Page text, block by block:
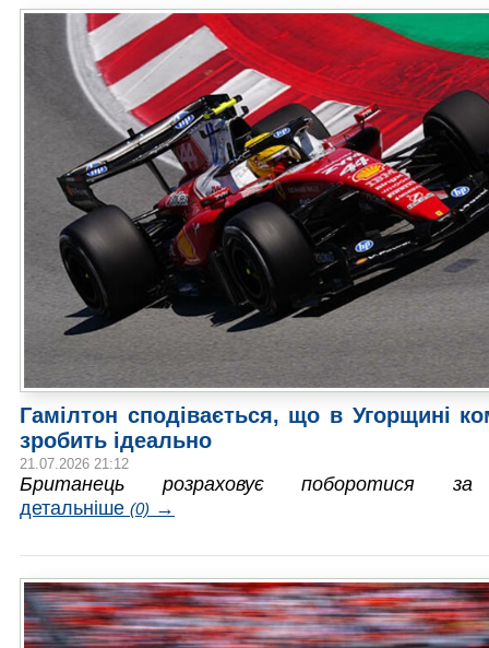
Гамілтон сподівається, що в Угорщині
зробить ідеально
21.07.2026 21:12
Британець розраховує поборотися за
детальніше (0) →